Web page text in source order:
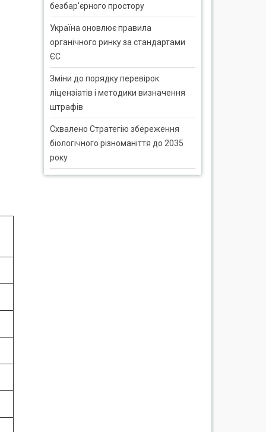
безбар'єрного простору
Україна оновлює правила
органічного ринку за стандартами
ЄС
Зміни до порядку перевірок
ліцензіатів і методики визначення
штрафів
Схвалено Стратегію збереження
біологічного різноманіття до 2035
року